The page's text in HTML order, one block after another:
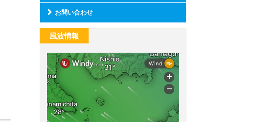
お問い合わせ
風波情報